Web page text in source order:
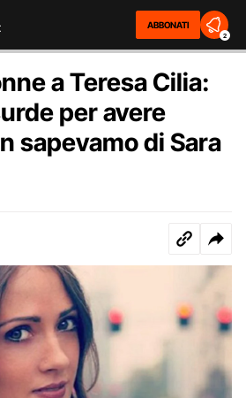
ABBONATI
2
a Teresa Cilia:
per avere
sapevamo di Sara